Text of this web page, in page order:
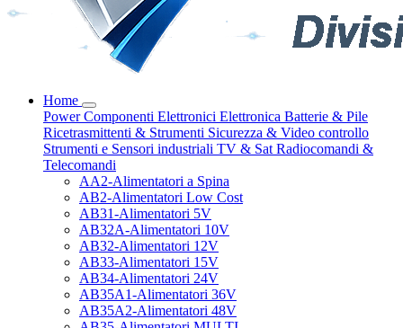
Home
PowerComponenti Elettronici Elettronica Batterie & Pile
Ricetrasmittenti & Strumenti Sicurezza & Video controllo
Strumenti e Sensori industriali TV & Sat Radiocomandi &
Telecomandi
AA2-Alimentatori a Spina
AB2-Alimentatori Low Cost
AB31-Alimentatori 5V
AB32A-Alimentatori 10V
AB32-Alimentatori 12V
AB33-Alimentatori 15V
AB34-Alimentatori 24V
AB35A1-Alimentatori 36V
AB35A2-Alimentatori 48V